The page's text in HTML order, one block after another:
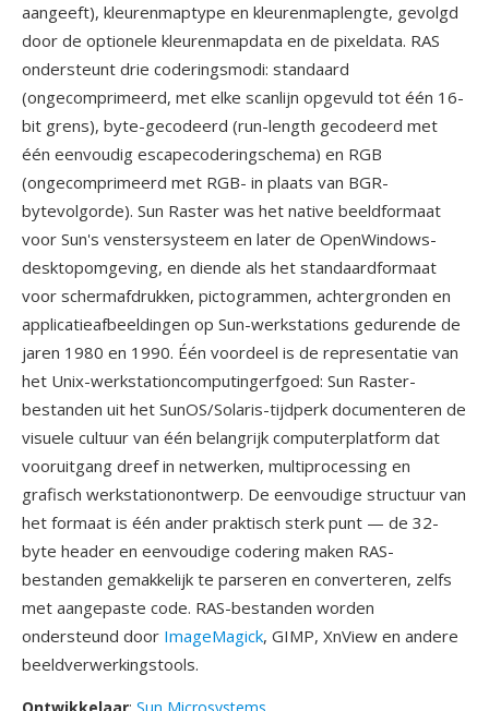
aangeeft), kleurenmaptype en kleurenmaplengte, gevolgd
door de optionele kleurenmapdata en de pixeldata. RAS
ondersteunt drie coderingsmodi: standaard
(ongecomprimeerd, met elke scanlijn opgevuld tot één 16-
bit grens), byte-gecodeerd (run-length gecodeerd met
één eenvoudig escapecoderingschema) en RGB
(ongecomprimeerd met RGB- in plaats van BGR-
bytevolgorde). Sun Raster was het native beeldformaat
voor Sun's venstersysteem en later de OpenWindows-
desktopomgeving, en diende als het standaardformaat
voor schermafdrukken, pictogrammen, achtergronden en
applicatieafbeeldingen op Sun-werkstations gedurende de
jaren 1980 en 1990. Één voordeel is de representatie van
het Unix-werkstationcomputingerfgoed: Sun Raster-
bestanden uit het SunOS/Solaris-tijdperk documenteren de
visuele cultuur van één belangrijk computerplatform dat
vooruitgang dreef in netwerken, multiprocessing en
grafisch werkstationontwerp. De eenvoudige structuur van
het formaat is één ander praktisch sterk punt — de 32-
byte header en eenvoudige codering maken RAS-
bestanden gemakkelijk te parseren en converteren, zelfs
met aangepaste code. RAS-bestanden worden
ondersteund door ImageMagick, GIMP, XnView en andere
beeldverwerkingstools.